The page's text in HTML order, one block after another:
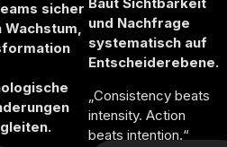
sicher
Wachstum, und Nachfrage
systematisch auf
Entscheiderebene.
„Consistency beats
intensity. Action
beats intention.“